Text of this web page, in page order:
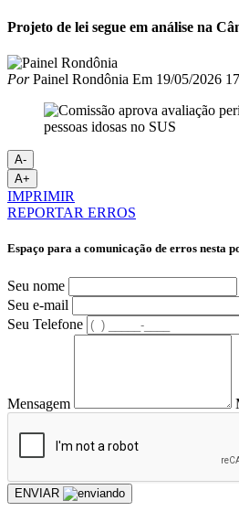
Projeto de lei segue em análise na
PorPainel Rondônia Em 19/05/2026
A-
A+
IMPRIMIR
REPORTAR ERROS
Espaço para a comunicação de erros nesta
Seu nome
Seu e-mail
Seu Telefone
Mensagem
ENVIAR